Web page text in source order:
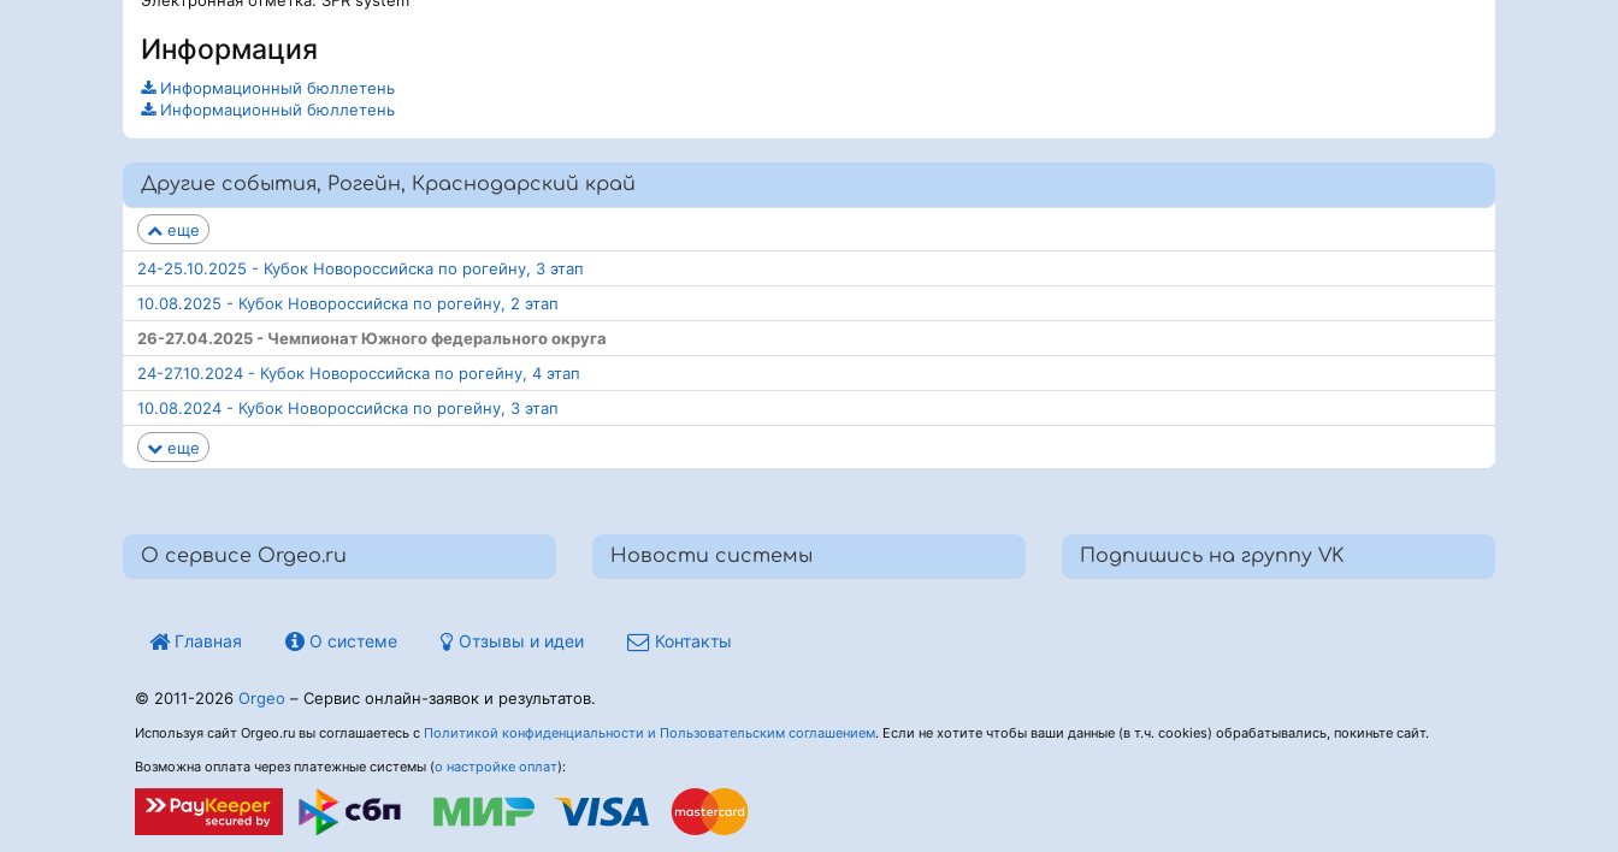
Информация
Информационный бюллетень
Информационный бюллетень
Другие события, Рогейн, Краснодарский край
еще
24-25.10.2025 - Кубок Новороссийска по рогейну, 3 этап
10.08.2025 - Кубок Новороссийска по рогейну, 2 этап
26-27.04.2025 - Чемпионат Южного федерального округа
24-27.10.2024 - Кубок Новороссийска по рогейну, 4 этап
10.08.2024 - Кубок Новороссийска по рогейну, 3 этап
еще
О сервисе Orgeo.ru Новости системы Подпишись на группу VK
Главная О системе Отзывы и идеи Контакты
© 2011-2026 Orgeo – Сервис онлайн-заявок и результатов.
Используя сайт Orgeo.ru вы соглашаетесь с Политикой конфиденциальности и Пользовательским соглашением. Если не хотите чтобы ваши данные (в т.ч. cookies) обрабатывались, покиньте сайт.
Возможна оплата через платежные системы (о настройке оплат):